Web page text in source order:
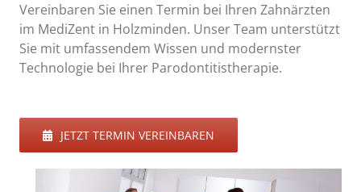
Vereinbaren Sie einen Termin bei Ihren Zahnärzten
im MediZent in Holzminden. Unser Team unterstützt
Sie mit umfassendem Wissen und modernster
Technologie bei Ihrer Parodontitistherapie.
JETZT TERMIN VEREINBAREN